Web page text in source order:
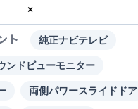
×
ト 純正ナビテレビ
ンドビューモニター
両側パワースライドドア